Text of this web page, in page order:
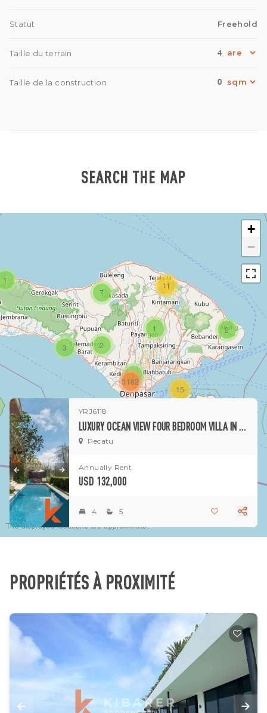
Statut Freehold
Taille du terrain 4
Taille de la construction 0
SEARCH THE MAP
1
1
1
3
7
2
15
11
3182
2
+
−
The displayed locations are approximate.
YRJ6118
LUXURY OCEAN VIEW FOUR BEDROOM VILLA IN PECATU
Pecatu
Annually Rent
USD 132,000
4 5
PROPRIÉTÉS À PROXIMITÉ